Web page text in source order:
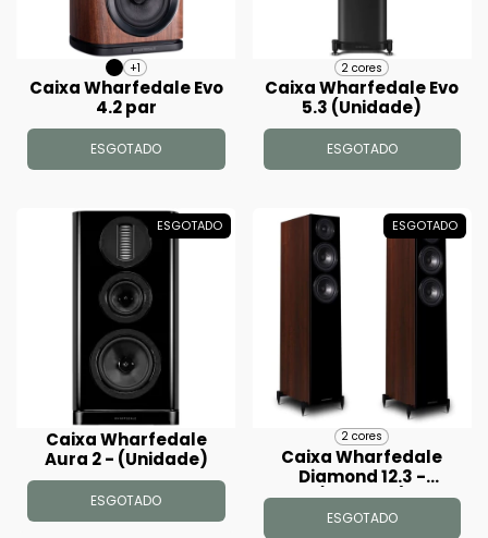
+1
Caixa Wharfedale Evo
4.2 par
ESGOTADO
2 cores
Caixa Wharfedale Evo
5.3 (Unidade)
ESGOTADO
ESGOTADO
Caixa Wharfedale
Aura 2 - (Unidade)
ESGOTADO
ESGOTADO
2 cores
Caixa Wharfedale
Diamond 12.3 -
(Unidade)
ESGOTADO